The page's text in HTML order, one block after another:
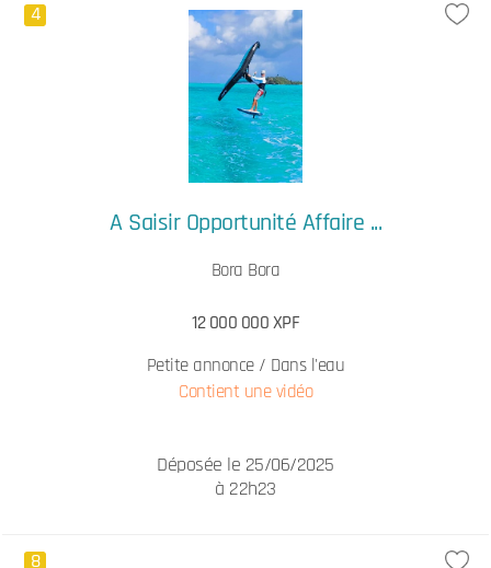
4
A Saisir Opportunité Affaire ...
Bora Bora
12 000 000 XPF
Petite annonce / Dans l'eau
Contient une vidéo
Déposée le 25/06/2025
à 22h23
8